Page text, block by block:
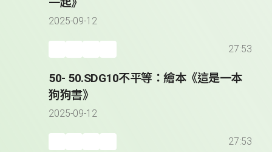
一起》
2025-09-12
27:53
50- 50.SDG10不平等：繪本《這是一本
狗狗書》
2025-09-12
27:53